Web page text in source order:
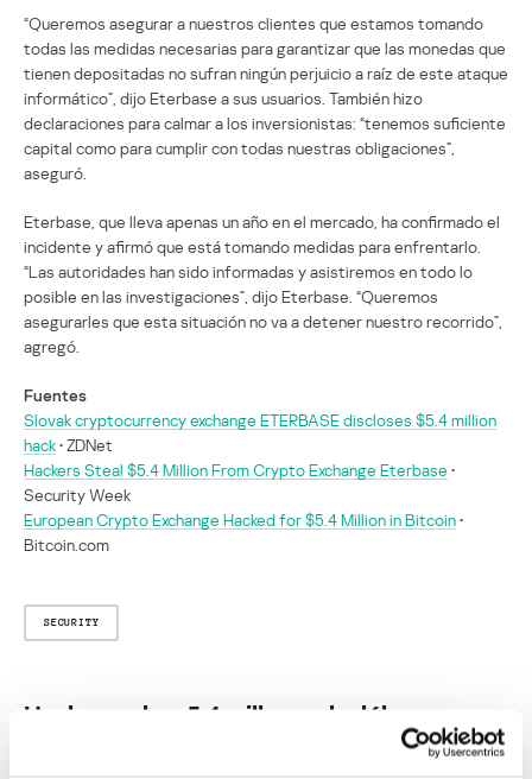
“Queremos asegurar a nuestros clientes que estamos tomando
todas las medidas necesarias para garantizar que las monedas que
tienen depositadas no sufran ningún perjuicio a raíz de este ataque
informático”, dijo Eterbase a sus usuarios. También hizo
declaraciones para calmar a los inversionistas: “tenemos suficiente
capital como para cumplir con todas nuestras obligaciones”,
aseguró.
Eterbase, que lleva apenas un año en el mercado, ha confirmado el
incidente y afirmó que está tomando medidas para enfrentarlo.
“Las autoridades han sido informadas y asistiremos en todo lo
posible en las investigaciones”, dijo Eterbase. “Queremos
asegurarles que esta situación no va a detener nuestro recorrido”,
agregó.
Fuentes
Slovak cryptocurrency exchange ETERBASE discloses $5.4 million
hack• ZDNet
Hackers Steal $5.4 Million From Crypto Exchange Eterbase •
Security Week
European Crypto Exchange Hacked for $5.4 Million in Bitcoin•
Bitcoin.com
SECURITY
Hackers roban 5,4 millones de dólares en
monedas criptográficas de las billeteras de